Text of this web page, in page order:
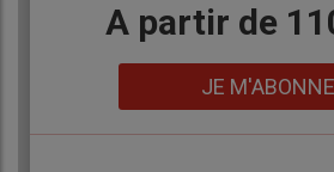
BodyA partir de
JE M'ABONNE